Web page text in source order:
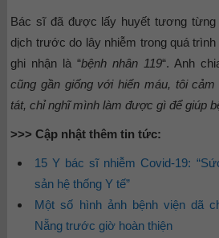
Bác sĩ đã được lấy huyết tương từng
dịch trước do lây nhiễm trong quá
ghi nhận là “bệnh nhân 119“. Anh
cũng gần giống với hiến máu, tôi
tát, chỉ nghĩ mình làm được gì để giúp
>>> Cập nhật thêm tin tức:
15 Y bác sĩ nhiễm Covid-19:
sản hệ thống Y tế”
Một số hình ảnh bệnh viện dã
Nẵng trước giờ hoàn thiện